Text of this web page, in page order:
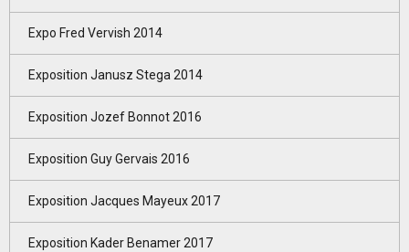
Expo Fred Vervish 2014
Exposition Janusz Stega 2014
Exposition Jozef Bonnot 2016
Exposition Guy Gervais 2016
Exposition Jacques Mayeux 2017
Exposition Kader Benamer 2017